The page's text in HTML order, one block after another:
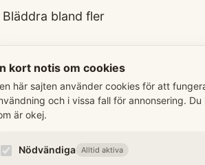
bland fler
för helgon Gertrud av
för resande
kort notis om cookies
här sajten använder cookies för att
och i vissa fall för annonsering.
är okej.
Nödvändiga Alltid aktiva